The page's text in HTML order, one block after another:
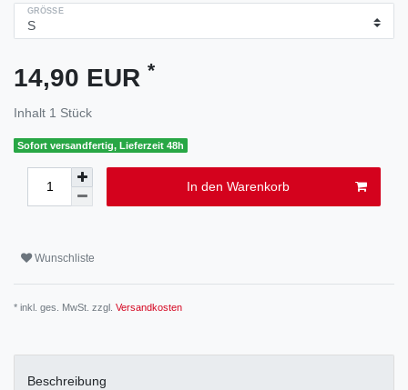
GRÖSSE
14,90 EUR *
Inhalt 1 Stück
Sofort versandfertig, Lieferzeit 48h
In den Warenkorb
Wunschliste
* inkl. ges. MwSt. zzgl. Versandkosten
Beschreibung